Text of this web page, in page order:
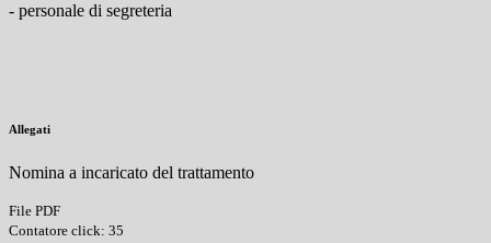
- personale di segreteria
Allegati
Nomina a incaricato del trattamento
File PDF
Contatore click: 35